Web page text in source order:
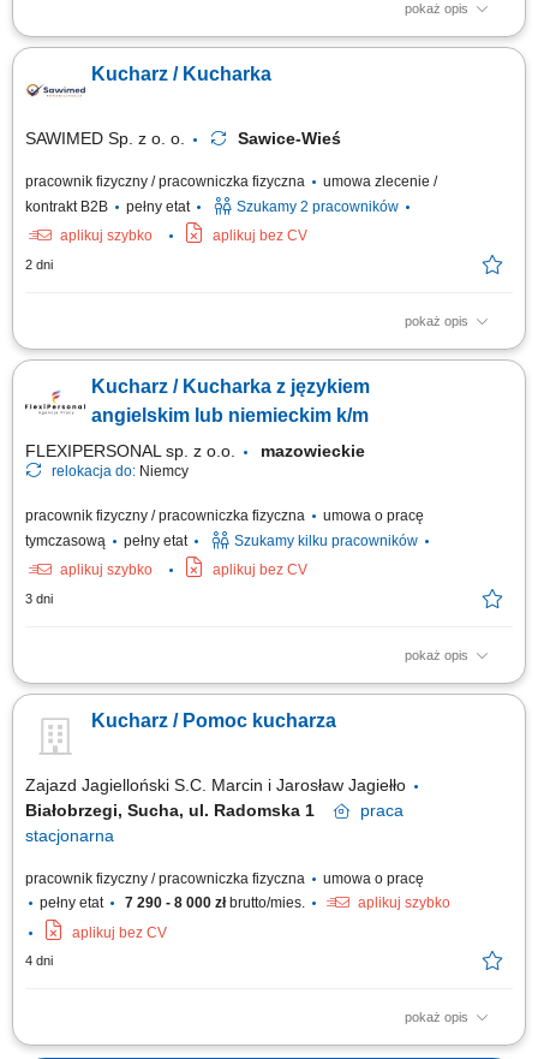
pokaż opis
Opis stanowiska Aktywny udział w codziennym przygotowywaniu potraw
surowców oraz estetyczne serwowanie dań. Wsparcie w bieżących
pracach na zapleczu kuchennym oraz dbanie o porządek na stanowisku.
Kucharz / Kucharka
SAWIMED Sp. z o. o. Sawice-Wieś
pracownik fizyczny / pracowniczka fizyczna
umowa zlecenie /
kontrakt B2B
pełny etat
Szukamy 2 pracowników
aplikuj szybko
aplikuj bez CV
2 dni
pokaż opis
Opis stanowiska Przygotowywanie posiłków zgodnie z jadłospisem;
zasad higieny oraz systemu HACCP; Utrzymywanie porządku na
stanowisku pracy; Współpraca z zespołem kuchni;
Kucharz / Kucharka z językiem
angielskim lub niemieckim k/m
FLEXIPERSONAL sp. z o.o. mazowieckie
relokacja do: Niemcy
pracownik fizyczny / pracowniczka fizyczna
umowa o pracę
tymczasową
pełny etat
Szukamy kilku pracowników
aplikuj szybko
aplikuj bez CV
3 dni
pokaż opis
Opis stanowiska Kompleksowe przyrządzanie oraz estetyczne
walorów smakowych oraz prezentacji wydawanych dań. Bieżące
zarządzanie stanem magazynowym oraz optymalizacja wykorzystania
Kucharz / Pomoc kucharza
Zajazd Jagielloński S.C. Marcin i Jarosław Jagiełło
Białobrzegi, Sucha, ul. Radomska 1
praca
stacjonarna
pracownik fizyczny / pracowniczka fizyczna
umowa o pracę
pełny etat
7 290 - 8 000 złbrutto/mies.
aplikuj szybko
aplikuj bez CV
4 dni
pokaż opis
Opis stanowiska: Zajazd Jagielloński przyjmie do pracy osoby na